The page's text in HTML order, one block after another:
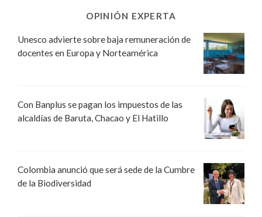
OPINIÓN EXPERTA
Unesco advierte sobre baja remuneración de
docentes en Europa y Norteamérica
Con Banplus se pagan los impuestos de las
alcaldías de Baruta, Chacao y El Hatillo
Colombia anunció que será sede de la Cumbre
de la Biodiversidad